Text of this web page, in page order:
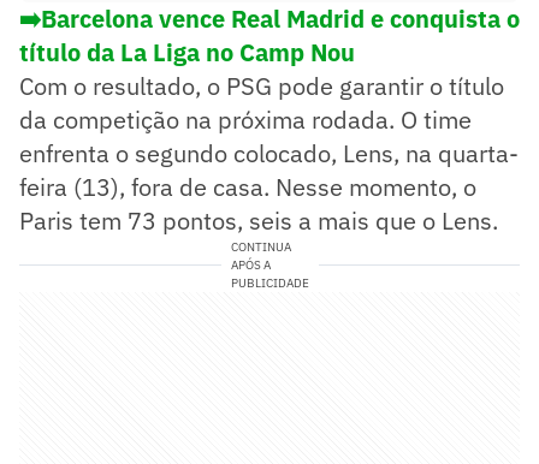
➡️Barcelona vence Real Madrid e conquista o
título da La Liga no Camp Nou
Com o resultado, o PSG pode garantir o título
da competição na próxima rodada. O time
enfrenta o segundo colocado, Lens, na quarta-
feira (13), fora de casa. Nesse momento, o
Paris tem 73 pontos, seis a mais que o Lens.
CONTINUA
APÓS A
PUBLICIDADE